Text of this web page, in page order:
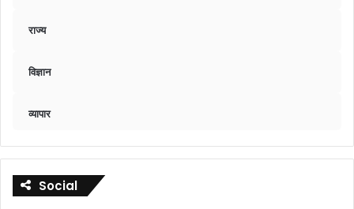
राज्य
विज्ञान
व्यापार
Social